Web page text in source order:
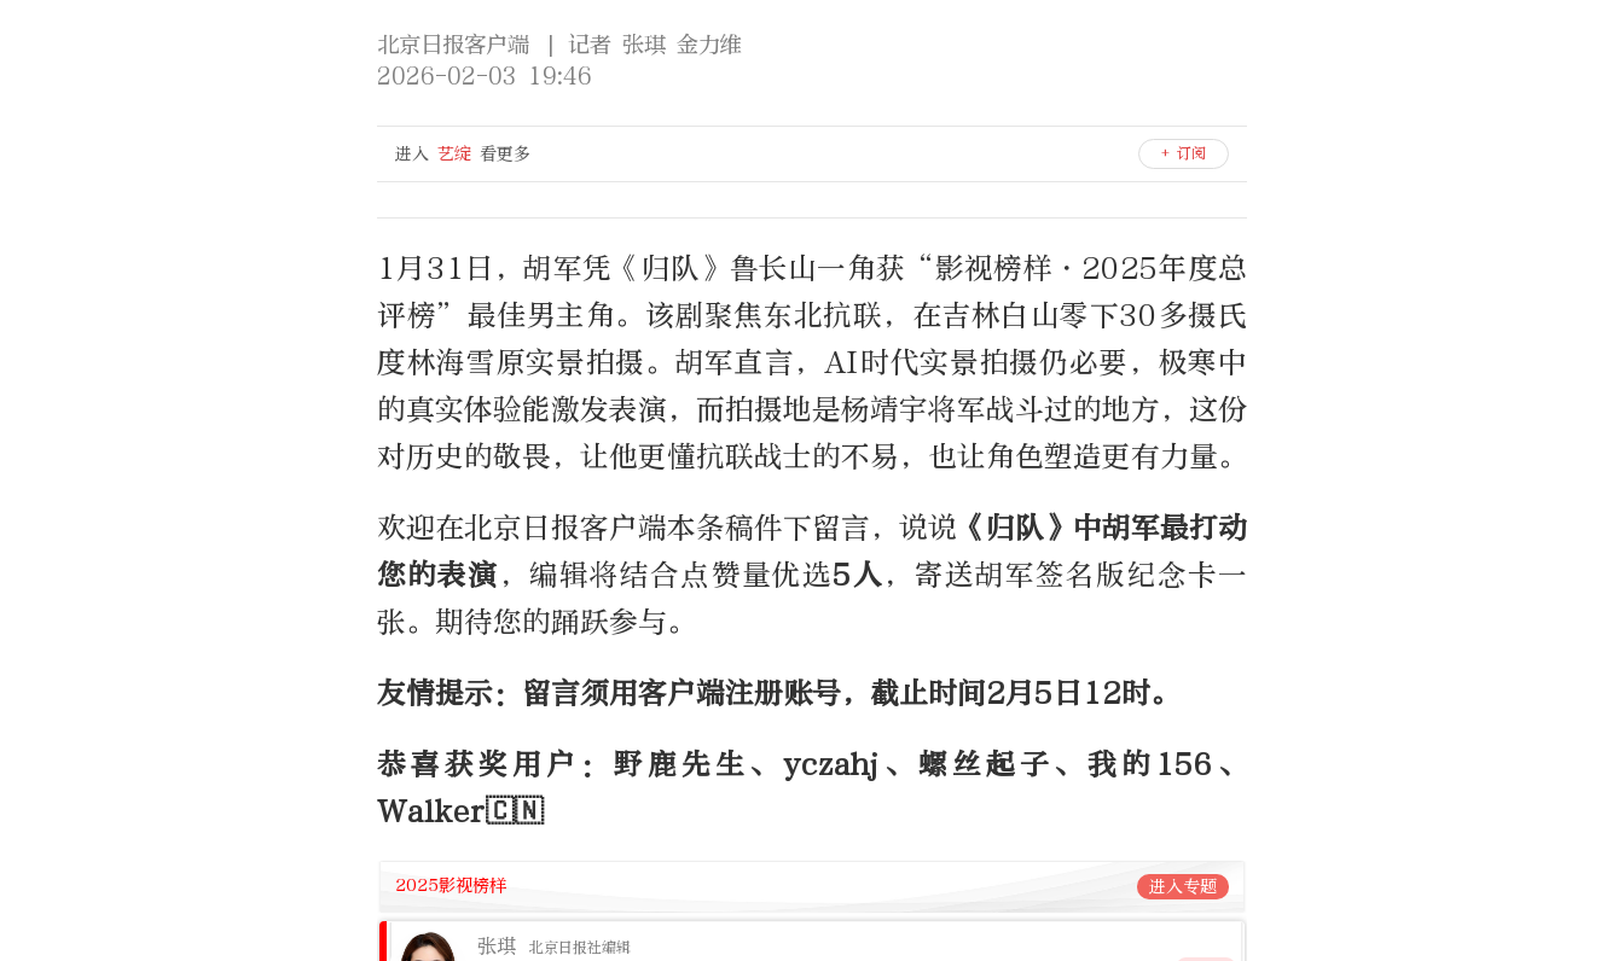
北京日报客户端
| 记者 张琪 金力维
2026-02-03 19:46
进入 艺绽 看更多 + 订阅
1月31日，胡军凭《归队》鲁长山一角获“影视榜样・2025年度总
评榜”最佳男主角。该剧聚焦东北抗联，在吉林白山零下30多摄氏
度林海雪原实景拍摄。胡军直言，AI时代实景拍摄仍必要，极寒中
的真实体验能激发表演，而拍摄地是杨靖宇将军战斗过的地方，这份
对历史的敬畏，让他更懂抗联战士的不易，也让角色塑造更有力量。
欢迎在北京日报客户端本条稿件下留言，说说 《归队》中胡军最打动
您的表演 ，编辑将结合点赞量优选5人 ，寄送胡军签名版纪念卡一
张。期待您的踊跃参与。
友情提示：留言须用客户端注册账号，截止时间2月5日12时。
恭喜获奖用户：野鹿先生、yczahj、螺丝起子、我的156、
Walker🇨🇳
2025影视榜样 进入专题
张琪 北京日报社编辑